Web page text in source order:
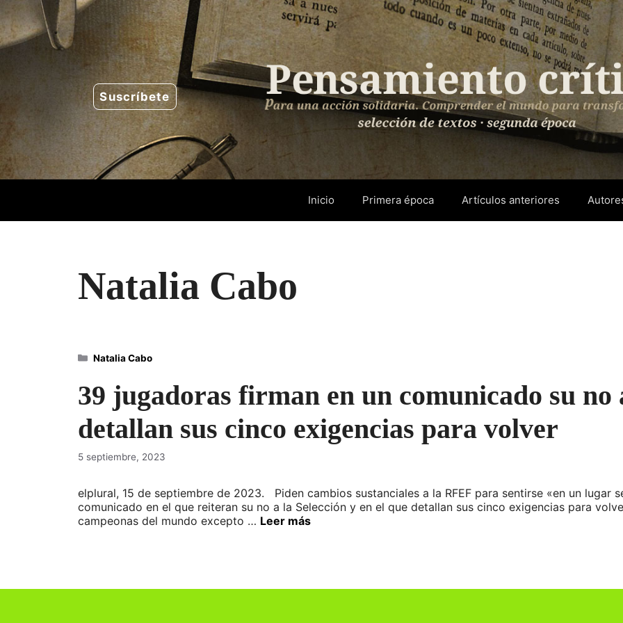
Saltar
al
contenido
Suscríbete
Inicio Primera época Artículos anteriores
Natalia Cabo
39 jugadoras firman en un comunicado su no
detallan sus cinco exigencias para volver
5 septiembre, 2023
elplural, 15 de septiembre de 2023. Piden cambios sustanciales a la RFEF para sentirse «en un
comunicado en el que reiteran su no a la Selección y en el que detallan sus cinco exigencias para
campeonas del mundo excepto … Leer más
Categorías
Natalia Cabo